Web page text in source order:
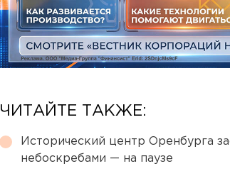
ЧИТАЙТЕ ТАКЖЕ:
Исторический центр Оренбурга
небоскребами — на паузе